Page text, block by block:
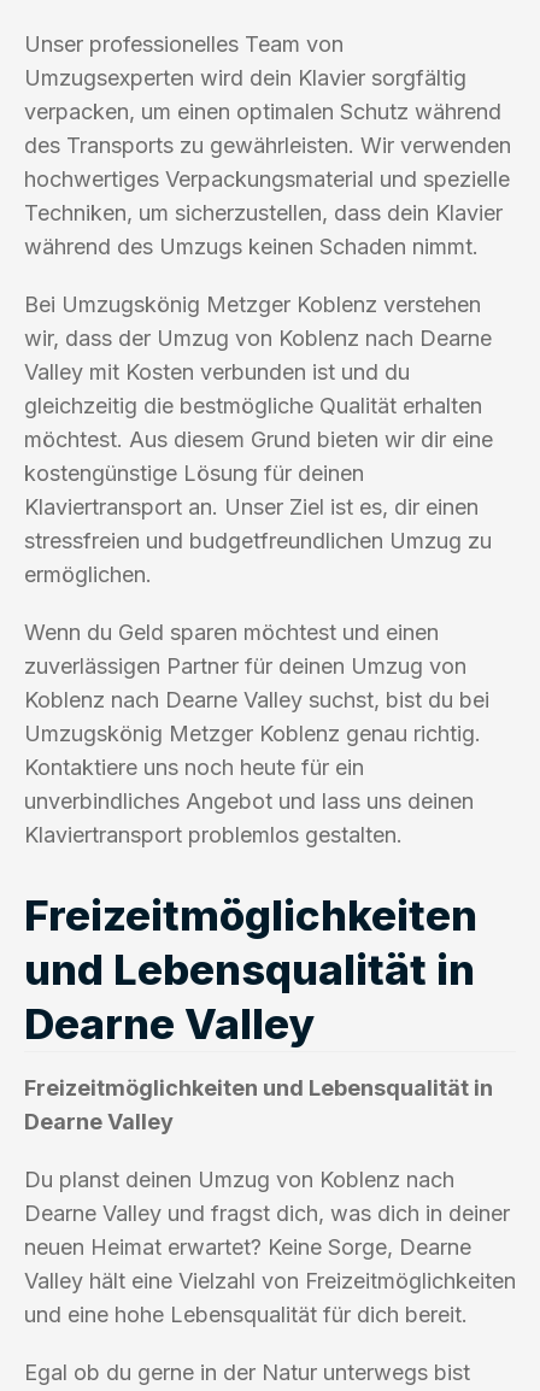
Unser professionelles Team von
Umzugsexperten wird dein Klavier sorgfältig
verpacken, um einen optimalen Schutz während
des Transports zu gewährleisten. Wir verwenden
hochwertiges Verpackungsmaterial und spezielle
Techniken, um sicherzustellen, dass dein Klavier
während des Umzugs keinen Schaden nimmt.
Bei Umzugskönig Metzger Koblenz verstehen
wir, dass der Umzug von Koblenz nach Dearne
Valley mit Kosten verbunden ist und du
gleichzeitig die bestmögliche Qualität erhalten
möchtest. Aus diesem Grund bieten wir dir eine
kostengünstige Lösung für deinen
Klaviertransport an. Unser Ziel ist es, dir einen
stressfreien und budgetfreundlichen Umzug zu
ermöglichen.
Wenn du Geld sparen möchtest und einen
zuverlässigen Partner für deinen Umzug von
Koblenz nach Dearne Valley suchst, bist du bei
Umzugskönig Metzger Koblenz genau richtig.
Kontaktiere uns noch heute für ein
unverbindliches Angebot und lass uns deinen
Klaviertransport problemlos gestalten.
Freizeitmöglichkeiten
und Lebensqualität in
Dearne Valley
Freizeitmöglichkeiten und Lebensqualität in
Dearne Valley
Du planst deinen Umzug von Koblenz nach
Dearne Valley und fragst dich, was dich in deiner
neuen Heimat erwartet? Keine Sorge, Dearne
Valley hält eine Vielzahl von Freizeitmöglichkeiten
und eine hohe Lebensqualität für dich bereit.
Egal ob du gerne in der Natur unterwegs bist